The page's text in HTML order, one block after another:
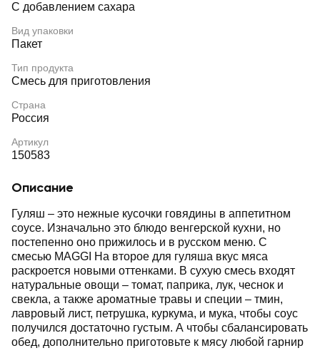
С добавлением сахара
Вид упаковки
Пакет
Тип продукта
Смесь для приготовления
Страна
Россия
Артикул
150583
Описание
Гуляш – это нежные кусочки говядины в аппетитном
соусе. Изначально это блюдо венгерской кухни, но
постепенно оно прижилось и в русском меню. С
смесью MAGGI На второе для гуляша вкус мяса
раскроется новыми оттенками. В сухую смесь входят
натуральные овощи – томат, паприка, лук, чеснок и
свекла, а также ароматные травы и специи – тмин,
лавровый лист, петрушка, куркума, и мука, чтобы соус
получился достаточно густым. А чтобы сбалансировать
обед, дополнительно приготовьте к мясу любой гарнир